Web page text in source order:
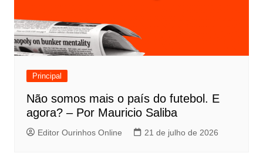
Principal
Não somos mais o país do futebol. E
agora? – Por Mauricio Saliba
Editor Ourinhos Online 21 de julho de 2026